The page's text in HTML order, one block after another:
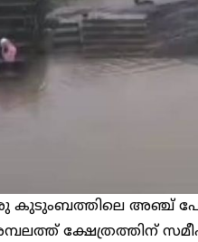
കുടുംബത്തിലെ അഞ്ച്
ക്ഷേത്രത്തിന്